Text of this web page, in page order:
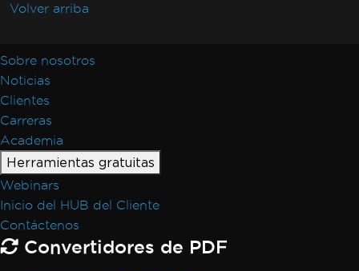
Volver arriba
Sobre nosotros
Noticias
Clientes
Carreras
Academia
Herramientas gratuitas
Webinars
Inicio del HUB del Cliente
Contáctenos
Convertidores de PDF